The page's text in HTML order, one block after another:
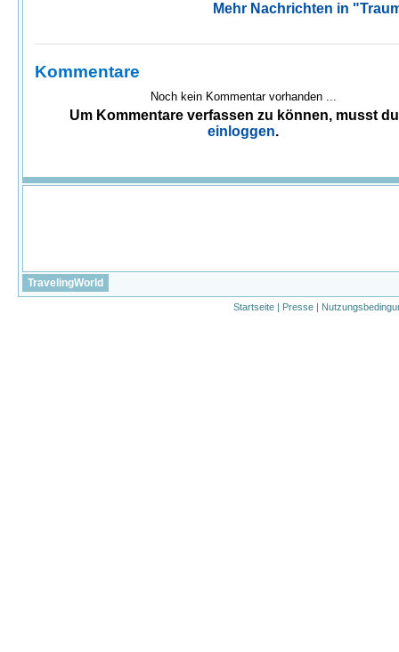
Mehr Nachrichten in
Kommentare
Noch kein Kommentar vorhanden ...
Um Kommentare verfassen zu können, musst
einloggen.
TravelingWorld
Startseite | Presse |